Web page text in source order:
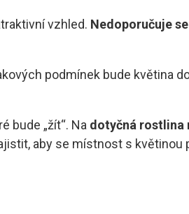
vzhled. Nedoporučuje
podmínek bude květina
bude „žít“. Na dotyčná rostlina
aby se místnost s